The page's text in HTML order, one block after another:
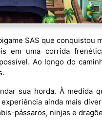
SAS que conquistou
em uma corrida
Ao longo do
sua horda. À medida
ainda mais
pássaros, ninjas e